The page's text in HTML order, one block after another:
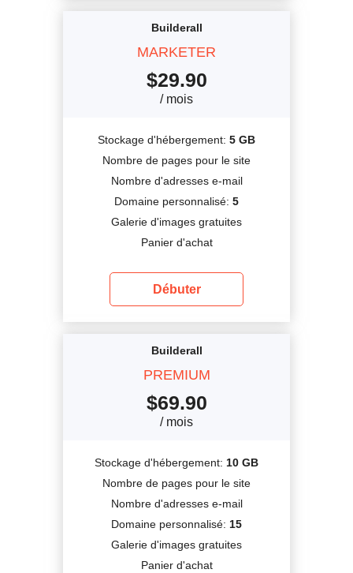
Builderall
MARKETER
$29.90
/ mois
Stockage d'hébergement: 5 GB
Nombre de pages pour le site
Nombre d'adresses e-mail
Domaine personnalisé: 5
Galerie d'images gratuites
Panier d'achat
Débuter
Builderall
PREMIUM
$69.90
/ mois
Stockage d'hébergement: 10 GB
Nombre de pages pour le site
Nombre d'adresses e-mail
Domaine personnalisé: 15
Galerie d'images gratuites
Panier d'achat